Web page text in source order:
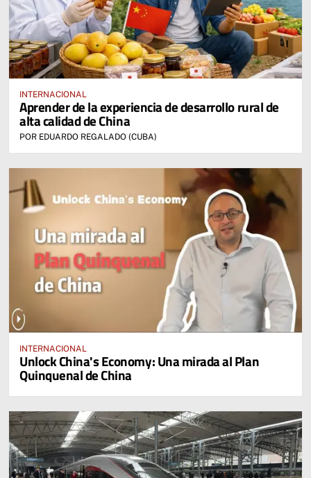
INTERNACIONAL
Aprender de la experiencia de desarrollo rural de
alta calidad de China
POR EDUARDO REGALADO (CUBA)
INTERNACIONAL
Unlock China's Economy: Una mirada al Plan
Quinquenal de China